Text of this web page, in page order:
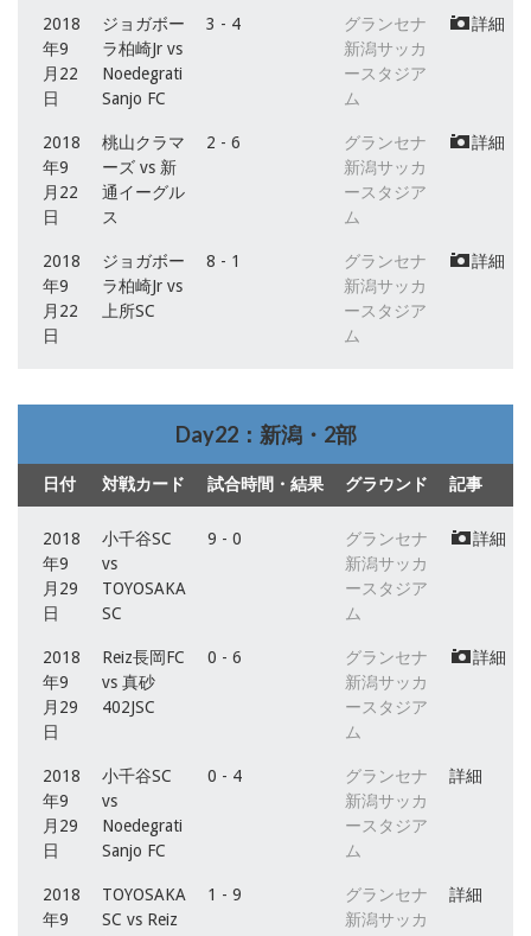
2018
年9
月22
日
ジョガボー
ラ柏崎Jr vs
Noedegrati
Sanjo FC
3 - 4
グランセナ
新潟サッカ
ースタジア
ム
詳細
2018
年9
月22
日
桃山クラマ
ーズ vs 新
通イーグル
ス
2 - 6
グランセナ
新潟サッカ
ースタジア
ム
詳細
2018
年9
月22
日
ジョガボー
ラ柏崎Jr vs
上所SC
8 - 1
グランセナ
新潟サッカ
ースタジア
ム
詳細
Day22：新潟・2部
日付 対戦カード 試合時間・結果 グラウンド 記事
2018
年9
月29
日
小千谷SC
vs
TOYOSAKA
SC
9 - 0
グランセナ
新潟サッカ
ースタジア
ム
詳細
2018
年9
月29
日
Reiz長岡FC
vs 真砂
402JSC
0 - 6
グランセナ
新潟サッカ
ースタジア
ム
詳細
2018
年9
月29
日
小千谷SC
vs
Noedegrati
Sanjo FC
0 - 4
グランセナ
新潟サッカ
ースタジア
ム
詳細
2018
年9
TOYOSAKA
SC vs Reiz
1 - 9
グランセナ
新潟サッカ
詳細